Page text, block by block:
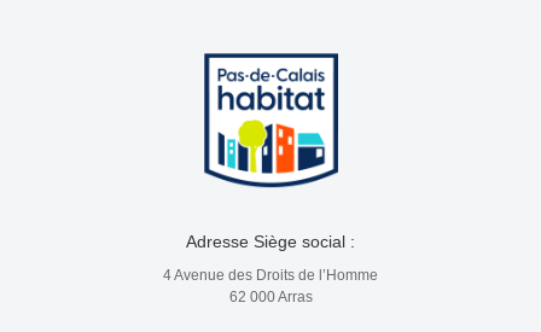
Adresse Siège social :
4 Avenue des Droits de l’Homme
62 000 Arras